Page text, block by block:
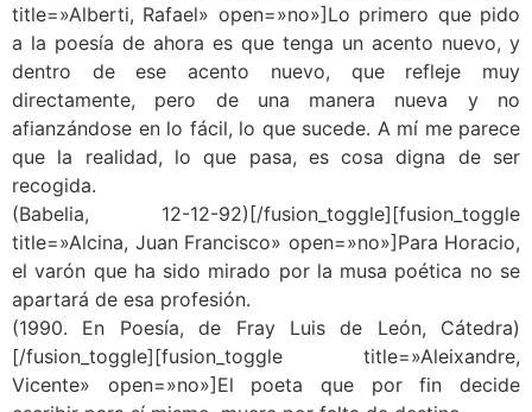
title=»Alberti, Rafael» open=»no»]Lo primero que pido
a la poesía de ahora es que tenga un acento nuevo, y
dentro de ese acento nuevo, que refleje muy
directamente, pero de una manera nueva y no
afianzándose en lo fácil, lo que sucede. A mí me parece
que la realidad, lo que pasa, es cosa digna de ser
recogida.
(Babelia, 12-12-92)[/fusion_toggle][fusion_toggle
title=»Alcina, Juan Francisco» open=»no»]Para Horacio,
el varón que ha sido mirado por la musa poética no se
apartará de esa profesión.
(1990. En Poesía, de Fray Luis de León, Cátedra)
[/fusion_toggle][fusion_toggle title=»Aleixandre,
Vicente» open=»no»]El poeta que por fin decide